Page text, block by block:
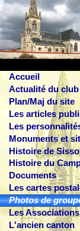
Accueil
Actualité du club
Plan/Maj du site
Les articles
Les
Monuments et
Histoire de
Histoire du
Documents
Les cartes
Photos de
Les Associations
L'ancien canton